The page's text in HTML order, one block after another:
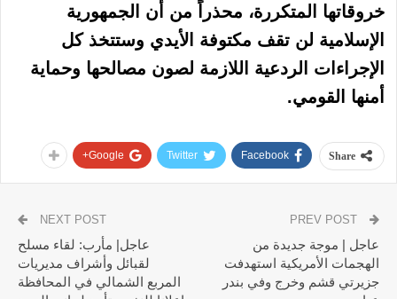
خروقاتها المتكررة، محذراً من أن الجمهورية
الإسلامية لن تقف مكتوفة الأيدي وستتخذ كل
الإجراءات الردعية اللازمة لصون مصالحها وحماية
أمنها القومي.
Share
Facebook
Twitter
Google+
عاجل | موجة جديدة من
الهجمات الأمريكية استهدفت
جزيرتي قشم وخرج وفي بندر
NEXT POST
عاجل| مأرب: لقاء مسلح
لقبائل وأشراف مديريات
المربع الشمالي في المحافظة